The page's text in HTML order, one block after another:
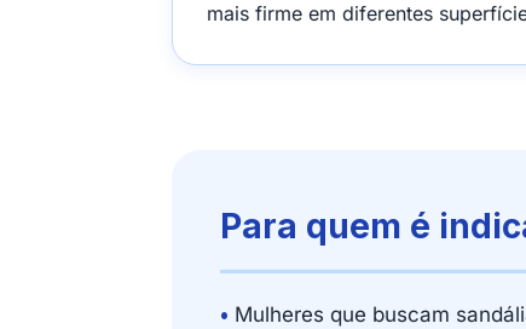
mais firme em diferentes
Para quem é
• Mulheres que buscam